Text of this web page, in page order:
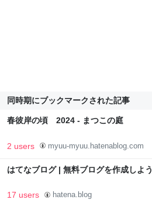
同時期にブックマークされた記事
春彼岸の頃 2024 - まつこの庭
2 users myuu-myuu.hatenablog.com
はてなブログ | 無料ブログを作成しよう
17 users hatena.blog